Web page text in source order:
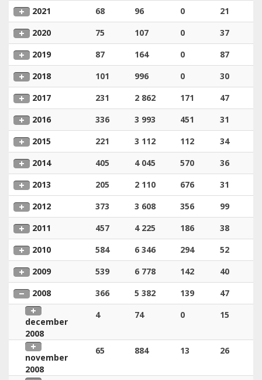
2021
68 96 0
21
2020
75 107 0
37
2019
87 164 0
87
2018
101 996 0
30
2017
231 2 862 171
47
2016
336 3 993 451
31
2015
221 3 112 112
34
2014
405 4 045 570
36
2013
205 2 110 676
31
2012
373 3 608 356
99
2011
457 4 225 186
38
2010
584 6 346 294
52
2009
539 6 778 142
40
2008
366 5 382 139 47
december
2008
4 74 0 15
november
2008
65 884 13 26